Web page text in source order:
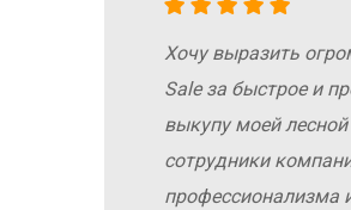
Хочу выразить
Sale за быстрое и
выкупу моей
сотрудники
профессионализма